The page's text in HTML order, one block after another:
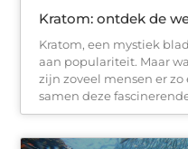
Kratom: ontdek de
Kratom, een mystiek
aan populariteit. Maar
zijn zoveel mensen er
samen deze